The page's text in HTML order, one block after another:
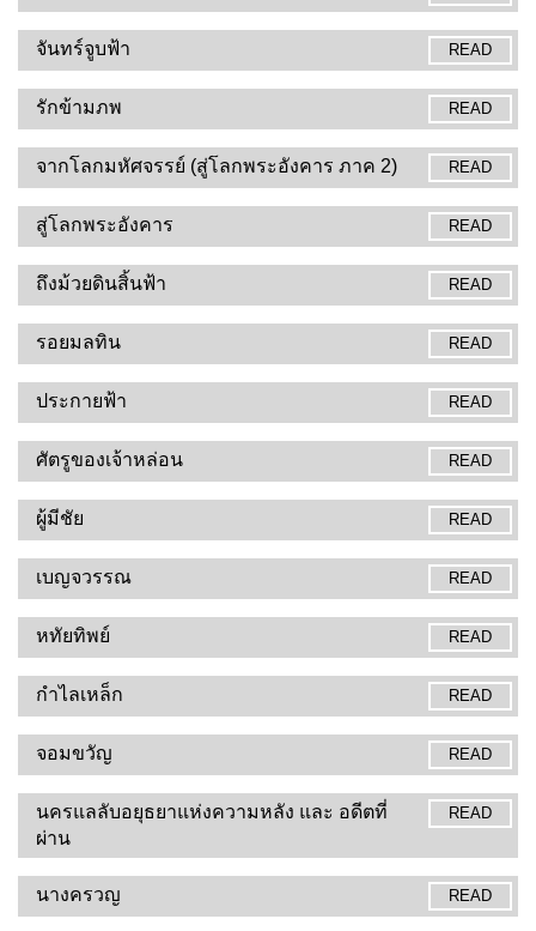
READ
จันทร์จูบฟ้า
READ
รักข้ามภพ
READ
จากโลกมหัศจรรย์ (สู่โลกพระอังคาร ภาค 2)
READ
สู่โลกพระอังคาร
READ
ถึงม้วยดินสิ้นฟ้า
READ
รอยมลทิน
READ
ประกายฟ้า
READ
ศัตรูของเจ้าหล่อน
READ
ผู้มีชัย
READ
เบญจวรรณ
READ
หทัยทิพย์
READ
กำไลเหล็ก
READ
จอมขวัญ
READ
นครแลลับอยุธยาแห่งความหลัง และ อดีตที่
ผ่าน
READ
นางครวญ